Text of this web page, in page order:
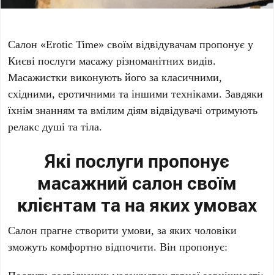
Салон «Erotic Time» своїм відвідувачам пропонує у
Києві послуги масажу різноманітних видів.
Масажистки виконують його за класичними,
східними, еротичними та іншими техніками. Завдяки
їхнім знанням та вмілим діям відвідувачі отримують
релакс душі та тіла.
Які послуги пропонує
масажний салон своїм
клієнтам та на яких умовах
Салон прагне створити умови, за яких чоловіки
зможуть комфортно відпочити. Він пропонує: